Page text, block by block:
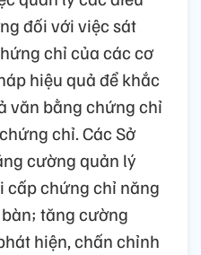
đối với việc sát
chỉ của các cơ
hiệu quả để khắc
văn bằng chứng chỉ
chỉ. Các Sở
cường quản lý
cấp chứng chỉ năng
tăng cường
hiện, chấn chỉnh